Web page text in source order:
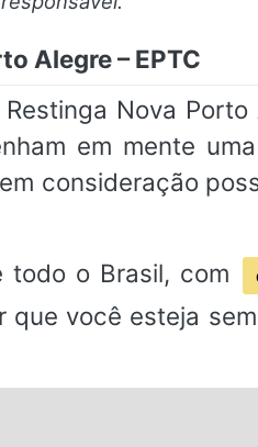
Alegre – EPTC
Nova Porto
em mente
consideração
todo o Brasil, com
você esteja